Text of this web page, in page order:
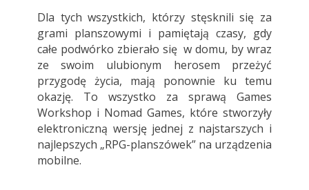
Dla tych wszystkich, którzy stęsknili się za
grami planszowymi i pamiętają czasy, gdy
całe podwórko zbierało się w domu, by wraz
ze swoim ulubionym herosem przeżyć
przygodę życia, mają ponownie ku temu
okazję. To wszystko za sprawą Games
Workshop i Nomad Games, które stworzyły
elektroniczną wersję jednej z najstarszych i
najlepszych „RPG-planszówek” na urządzenia
mobilne.